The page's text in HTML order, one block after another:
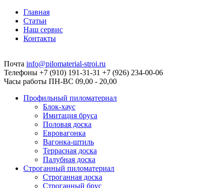
Главная
Статьи
Наш сервис
Контакты
Почта info@pilomaterial-stroi.ru
Телефоны +7 (910) 191-31-31 +7 (926) 234-00-06
Часы работы ПН-ВС 09,00 - 20,00
Профильный пиломатериал
Блок-хаус
Имитация бруса
Половая доска
Евровагонка
Вагонка-штиль
Террасная доска
Палубная доска
Строганный пиломатериал
Строганная доска
Строганный брус